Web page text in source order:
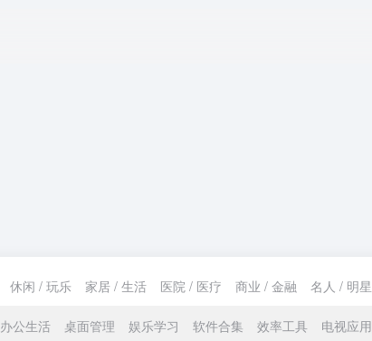
休闲 / 玩乐 家居 / 生活 医院 / 医疗 商业 / 金融 名人 / 明星
办公生活 桌面管理 娱乐学习 软件合集 效率工具 电视应用